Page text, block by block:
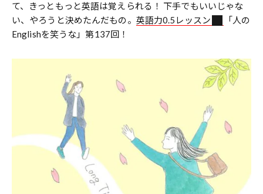
て、きっともっと英語は覚えられる！ 下手でもいいじゃな
い、やろうと決めたんだもの。 英語力0.5レッスン
「人の
Englishを笑うな」第137回！